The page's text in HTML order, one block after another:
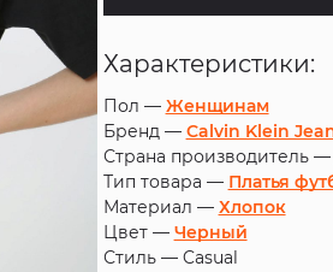
Характеристики:
Пол — Женщинам
Бренд — Calvin Klein
Страна производитель —
Тип товара — Платья
Материал — Хлопок
Цвет — Черный
Стиль — Casual